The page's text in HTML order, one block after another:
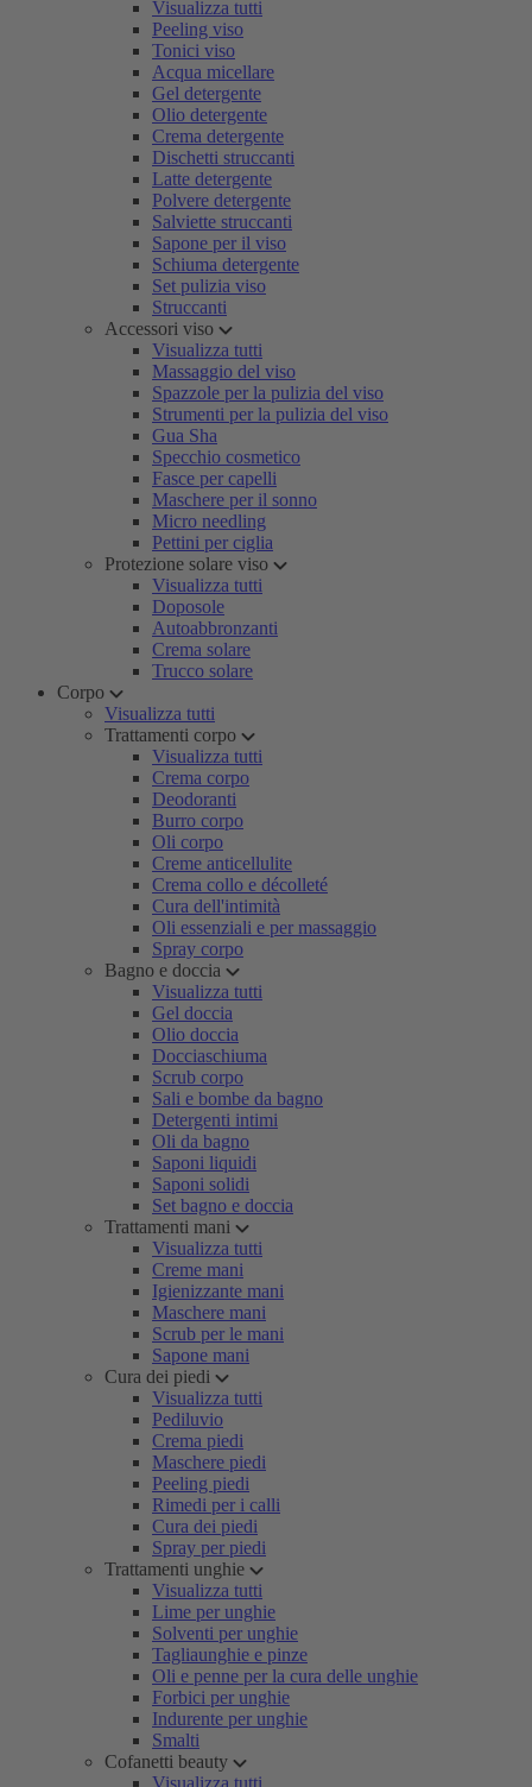
Visualizza tutti
Peeling viso
Tonici viso
Acqua micellare
Gel detergente
Olio detergente
Crema detergente
Dischetti struccanti
Latte detergente
Polvere detergente
Salviette struccanti
Sapone per il viso
Schiuma detergente
Set pulizia viso
Struccanti
Accessori viso
Visualizza tutti
Massaggio del viso
Spazzole per la pulizia del viso
Strumenti per la pulizia del viso
Gua Sha
Specchio cosmetico
Fasce per capelli
Maschere per il sonno
Micro needling
Pettini per ciglia
Protezione solare viso
Visualizza tutti
Doposole
Autoabbronzanti
Crema solare
Trucco solare
Corpo
Visualizza tutti
Trattamenti corpo
Visualizza tutti
Crema corpo
Deodoranti
Burro corpo
Oli corpo
Creme anticellulite
Crema collo e décolleté
Cura dell'intimità
Oli essenziali e per massaggio
Spray corpo
Bagno e doccia
Visualizza tutti
Gel doccia
Olio doccia
Docciaschiuma
Scrub corpo
Sali e bombe da bagno
Detergenti intimi
Oli da bagno
Saponi liquidi
Saponi solidi
Set bagno e doccia
Trattamenti mani
Visualizza tutti
Creme mani
Igienizzante mani
Maschere mani
Scrub per le mani
Sapone mani
Cura dei piedi
Visualizza tutti
Pediluvio
Crema piedi
Maschere piedi
Peeling piedi
Rimedi per i calli
Cura dei piedi
Spray per piedi
Trattamenti unghie
Visualizza tutti
Lime per unghie
Solventi per unghie
Tagliaunghie e pinze
Oli e penne per la cura delle unghie
Forbici per unghie
Indurente per unghie
Smalti
Cofanetti beauty
Visualizza tutti